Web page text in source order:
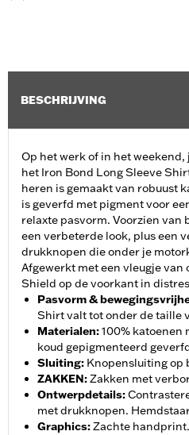
BESCHRIJVING
Op het werk of in het
het Iron Bond Long Sleeve
heren is gemaakt van robuust
is geverfd met pigment voor
relaxte pasvorm. Voorzien van
een verbeterde look, plus een
drukknopen die onder je
Afgewerkt met een vleugje van
Shield op de voorkant in
Pasvorm &
Shirt valt tot onder de taille
Materialen:100% katoenen
koud gepigmenteerd
Sluiting: Knopensluiting op
ZAKKEN:Zakken met
Ontwerpdetails:
met drukknopen.
Graphics:Zachte handprint.